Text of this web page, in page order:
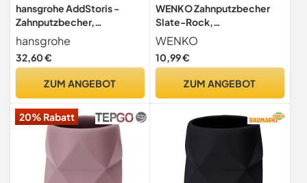
hansgrohe AddStoris -
Zahnputzbecher,
Zahnbürstenhalter für
Wandmontage,
Zahnbürstenbecher,
Badezimmer Zubehör,
hansgrohe
32,60 €
ZUM ANGEBOT
WENKO Zahnputzbecher
Slate-Rock,
Zahnbürstenhalter für das
Badezimmer, Becher aus
Kunststoff in Schiefer-
Anthrazit
WENKO
10,99 €
ZUM ANGEBOT
20% Rabatt